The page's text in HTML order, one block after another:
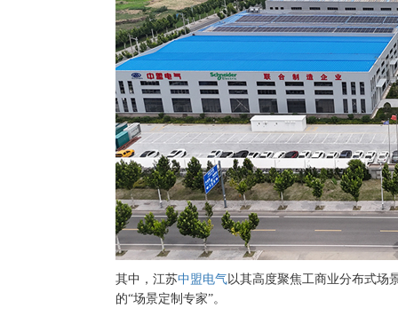
其中，江苏中盟电气以其高度聚焦工商业分布式场
的“场景定制专家”。